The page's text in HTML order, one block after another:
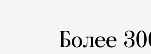
Более